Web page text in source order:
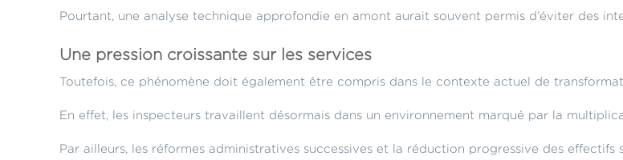
Pourtant, une analyse technique approfondie en amont aurait souvent permis d’éviter des
Une pression croissante sur les services
Toutefois, ce phénomène doit également être compris dans le contexte actuel de
En effet, les inspecteurs travaillent désormais dans un environnement marqué par la
Par ailleurs, les réformes administratives successives et la réduction progressive des effectifs